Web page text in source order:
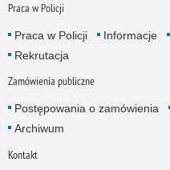
Praca w Policji
Praca w Policji Informacje
Rekrutacja
Zamówienia publiczne
Postępowania o zamówienia
Archiwum
Kontakt